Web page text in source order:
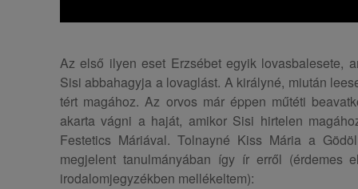
Az első ilyen eset Erzsébet egyik lovasbalesete,
Sisi abbahagyja a lovaglást. A királyné, miután
tért magához. Az orvos már éppen műtéti
akarta vágni a haját, amikor Sisi hirtelen
Festetics Máriával. Tolnayné Kiss Mária a
megjelent tanulmányában így ír erről (érdemes
irodalomjegyzékben mellékeltem):